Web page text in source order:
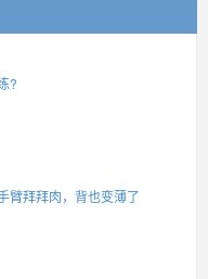
?
臂拜拜肉，背也变薄了